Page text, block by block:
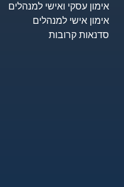
עסקי ואישי למנהלים
אישי למנהלים
קרובות